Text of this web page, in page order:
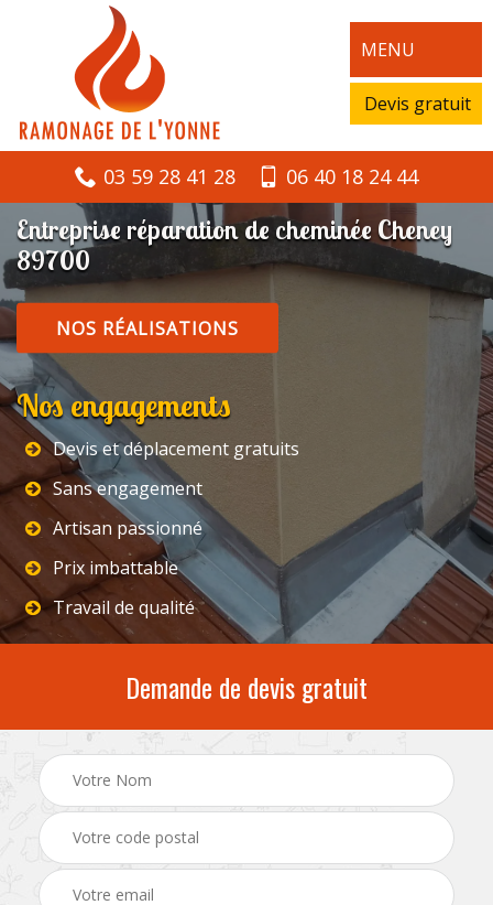
MENU
Devis gratuit
03 59 28 41 28 06 40 18 24 44
Entreprise réparation de cheminée Cheney
89700
NOS RÉALISATIONS
Nos engagements
Devis et déplacement gratuits
Sans engagement
Artisan passionné
Prix imbattable
Travail de qualité
Demande de devis gratuit